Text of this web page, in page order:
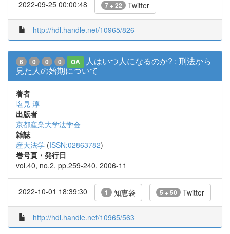
2022-09-25 00:00:48 7 + 22 Twitter
http://hdl.handle.net/10965/826
6 0 0 0 OA
人はいつ人になるのか? : 刑法から
見た人の始期について
著者
塩見 淳
出版者
京都産業大学法学会
雑誌
産大法学 (ISSN:02863782)
巻号頁・発行日
vol.40, no.2, pp.259-240, 2006-11
2022-10-01 18:39:30 1 知恵袋 5 + 50 Twitter
http://hdl.handle.net/10965/563